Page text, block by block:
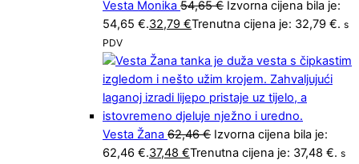
Vesta Monika 54,65€ Izvorna cijena bila je:
54,65 €.32,79 €Trenutna cijena je: 32,79 €. s
PDV
Vesta Žana 62,46€ Izvorna cijena bila je:
62,46 €.37,48 €Trenutna cijena je: 37,48 €. s